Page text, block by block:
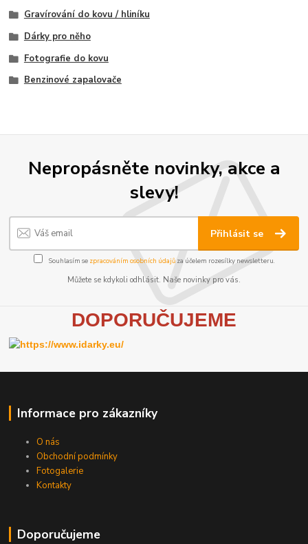
Gravírování do kovu / hliníku
Dárky pro něho
Fotografie do kovu
Benzinové zapalovače
Nepropásněte novinky, akce a
slevy!
Přihlásit se
Souhlasím se zpracováním osobních údajůza účelem rozesílky newsletteru.
Můžete se kdykoli odhlásit. Naše novinky pro vás.
DOPORUČUJEME
Informace pro zákazníky
O nás
Obchodní podmínky
Fotogalerie
Kontakty
Doporučujeme